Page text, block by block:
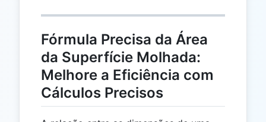
Fórmula Precisa da Área
da Superfície Molhada:
Melhore a Eficiência com
Cálculos Precisos